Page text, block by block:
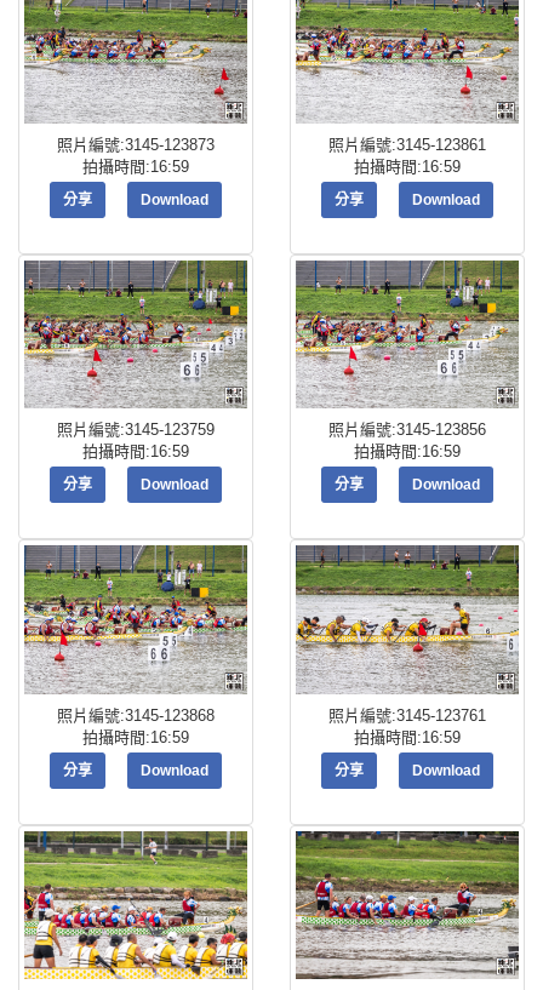
照片編號:3145-123873
拍攝時間:16:59
分享 Download
照片編號:3145-123861
拍攝時間:16:59
分享 Download
照片編號:3145-123759
拍攝時間:16:59
分享 Download
照片編號:3145-123856
拍攝時間:16:59
分享 Download
照片編號:3145-123868
拍攝時間:16:59
分享 Download
照片編號:3145-123761
拍攝時間:16:59
分享 Download